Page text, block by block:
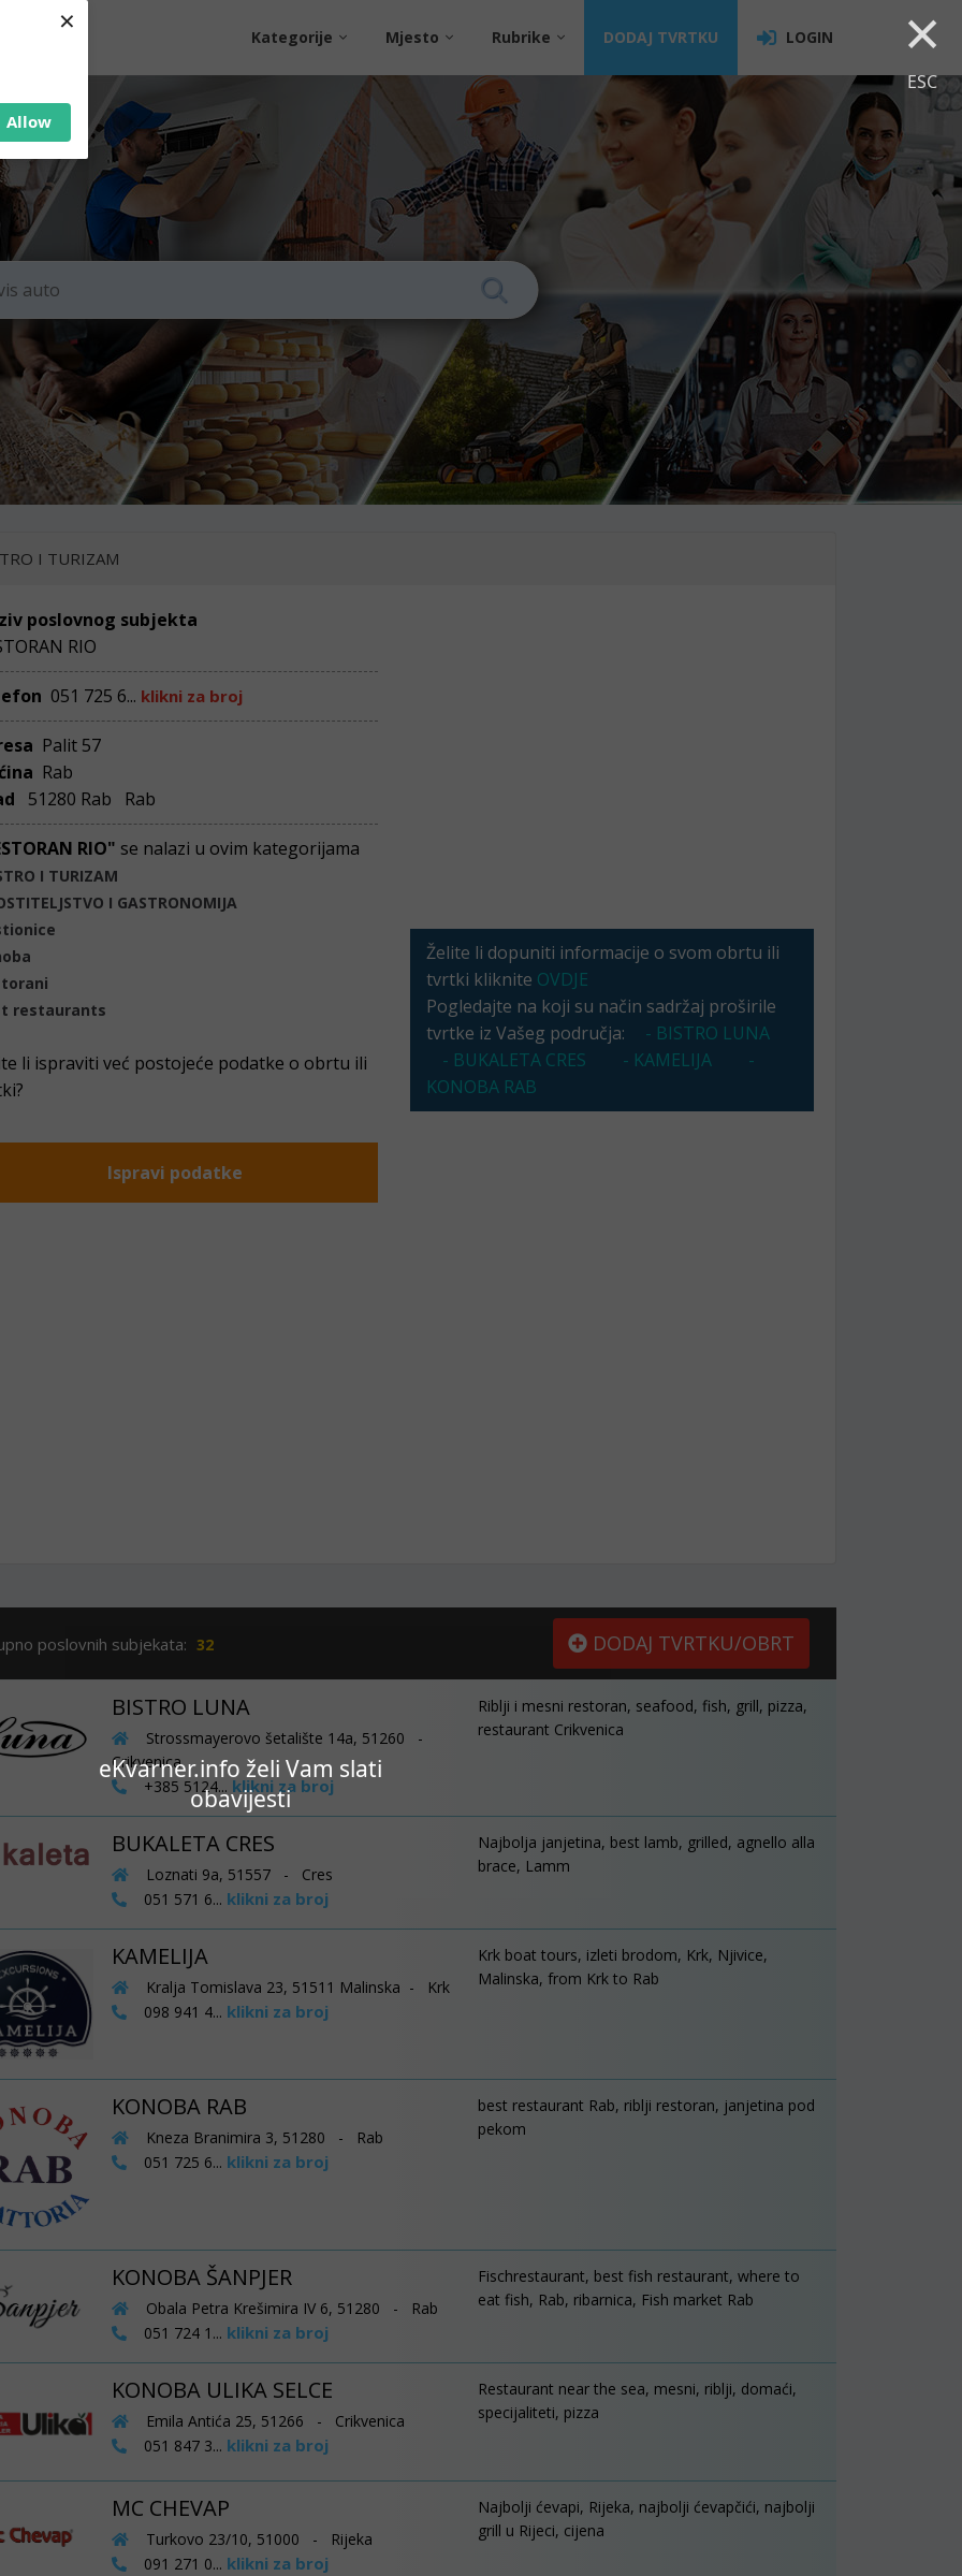
Allow
× ×
ESC
eKvarner.info želi Vam slati
obavijesti
Kategorije Mjesto Rubrike DODAJ TVRTKU LOGIN
I TURIZAM
poslovnog subjekta
RIO
051 725 6... klikni za broj
Palit 57
Rab
51280 Rab Rab
RIO" se nalazi u ovim kategorijama
I TURIZAM
I GASTRONOMIJA
restaurants
li ispraviti već postojeće podatke o obrtu ili
Ispravi podatke
Želite li dopuniti informacije o svom obrtu ili
tvrtki kliknite OVDJE
Pogledajte na koji su način sadržaj proširile
tvrtke iz Vašeg područja:
- BISTRO LUNA
- BUKALETA CRES
- KAMELIJA
-
KONOBA RAB
poslovnih subjekata: 32 DODAJ TVRTKU/OBRT
BISTRO LUNA
Strossmayerovo šetalište 14a, 51260 -
Crikvenica
+385 5124... klikni za broj
Riblji i mesni restoran, seafood, fish, grill, pizza,
restaurant Crikvenica
BUKALETA CRES
Loznati 9a, 51557 - Cres
051 571 6... klikni za broj
Najbolja janjetina, best lamb, grilled, agnello alla
brace, Lamm
KAMELIJA
Kralja Tomislava 23, 51511 Malinska - Krk
098 941 4... klikni za broj
Krk boat tours, izleti brodom, Krk, Njivice,
Malinska, from Krk to Rab
KONOBA RAB
Kneza Branimira 3, 51280 - Rab
051 725 6... klikni za broj
best restaurant Rab, riblji restoran, janjetina pod
pekom
KONOBA ŠANPJER
Obala Petra Krešimira IV 6, 51280 - Rab
051 724 1... klikni za broj
Fischrestaurant, best fish restaurant, where to
eat fish, Rab, ribarnica, Fish market Rab
KONOBA ULIKA SELCE
Emila Antića 25, 51266 - Crikvenica
051 847 3... klikni za broj
Restaurant near the sea, mesni, riblji, domaći,
specijaliteti, pizza
MC CHEVAP
Turkovo 23/10, 51000 - Rijeka
091 271 0... klikni za broj
Najbolji ćevapi, Rijeka, najbolji ćevapčići, najbolji
grill u Rijeci, cijena